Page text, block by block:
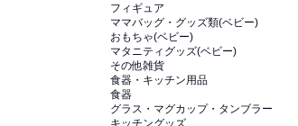
フィギュア
ママバッグ・グッズ類(ベビー)
おもちゃ(ベビー)
マタニティグッズ(ベビー)
その他雑貨
食器・キッチン用品
食器
グラス・マグカップ・タンブラー
キッチングッズ